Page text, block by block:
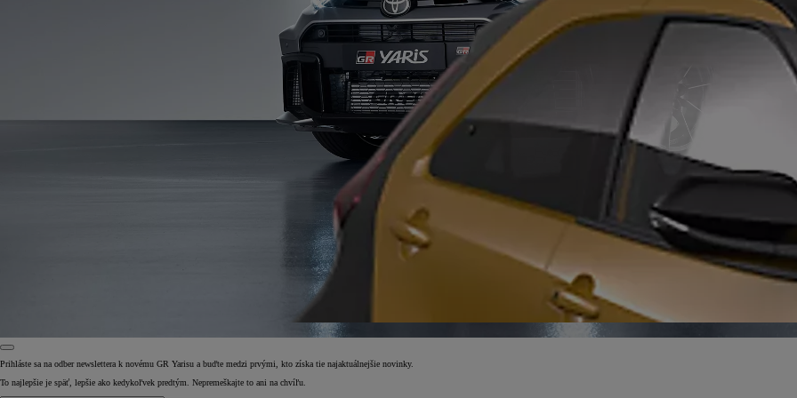
Prihláste sa na odber newslettera k novému GR Yarisu a buďte medzi prvými, kto získa tie najaktuálnejšie novinky.
To najlepšie je späť, lepšie ako kedykoľvek predtým. Nepremeškajte to ani na chvíľu.